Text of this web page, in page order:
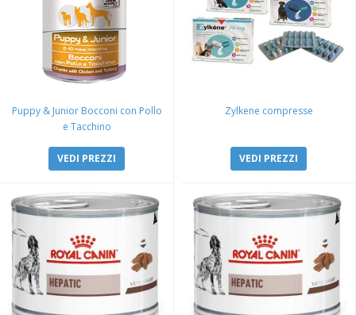
Puppy & Junior Bocconi con Pollo
e Tacchino
VEDI PREZZI
Zylkene compresse
VEDI PREZZI